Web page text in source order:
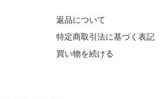
返品について
特定商取引法に基づく表記
買い物を続ける